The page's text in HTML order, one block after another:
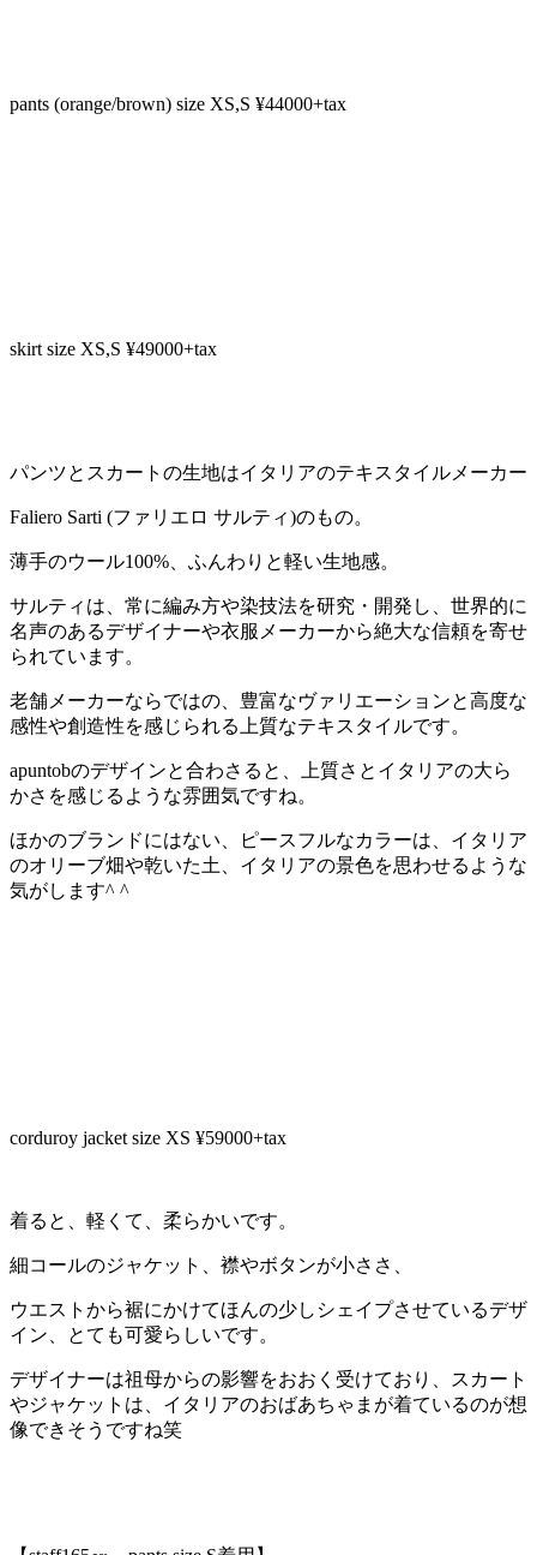
pants (orange/brown) size XS,S ¥44000+tax
skirt size XS,S ¥49000+tax
パンツとスカートの生地はイタリアのテキスタイルメーカー
Faliero Sarti (ファリエロ サルティ)のもの。
薄手のウール100%、ふんわりと軽い生地感。
サルティは、常に編み方や染技法を研究・開発し、世界的に
名声のあるデザイナーや衣服メーカーから絶大な信頼を寄せ
られています。
老舗メーカーならではの、豊富なヴァリエーションと高度な
感性や創造性を感じられる上質なテキスタイルです。
apuntobのデザインと合わさると、上質さとイタリアの大ら
かさを感じるような雰囲気ですね。
ほかのブランドにはない、ピースフルなカラーは、イタリア
のオリーブ畑や乾いた土、イタリアの景色を思わせるような
気がします^ ^
corduroy jacket size XS ¥59000+tax
着ると、軽くて、柔らかいです。
細コールのジャケット、襟やボタンが小ささ、
ウエストから裾にかけてほんの少しシェイプさせているデザ
イン、とても可愛らしいです。
デザイナーは祖母からの影響をおおく受けており、スカート
やジャケットは、イタリアのおばあちゃまが着ているのが想
像できそうですね笑